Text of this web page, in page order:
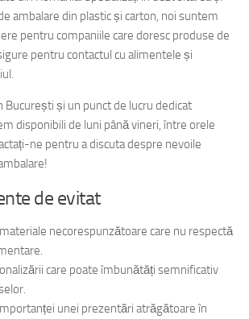
ambalare din plastic și carton, noi suntem
pentru companiile care doresc produse de
pentru contactul cu alimentele și
București și un punct de lucru dedicat
disponibili de luni până vineri, între orele
ne pentru a discuta despre nevoile
de evitat
necorespunzătoare care nu respectă
care poate îmbunătăți semnificativ
unei prezentări atrăgătoare în